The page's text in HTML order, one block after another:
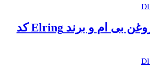
اورینگ فیلتر روغن بی ام و برند Elring کد